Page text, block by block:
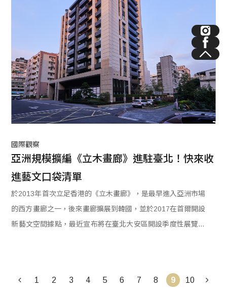
國際觀察
亞洲規模擴編《立木畫廊》進駐臺北！快來收
進藝文口袋清單
於2013年首次立足香港的《立木畫廊》，是最早進入亞洲市場
的西方畫廊之一，後來畫廊擴展到韓國，並於2017在首爾開設
新藝文空間據點，最近宣布將在臺北大安區開設季度性展覽空
藝文活力！
1 2 3 4 5 6 7 8 9 10